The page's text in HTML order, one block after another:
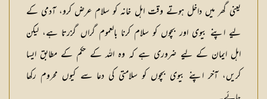
یعنی گھر میں داخل ہوتے وقت اہل خانہ کو سلام عرض کرو، آدمی کے
لیے اپنے بیوی اور بچوں کو سلام کرنا بالعموم گراں گزرتا ہے، لیکن
اہل ایمان کے لیے ضروری ہے کہ وہ اللہ کے حکم کے مطابق ایسا
کریں، آخر اپنے بیوی بچوں کو سلامتی کی دعا سے کیوں محروم رکھا